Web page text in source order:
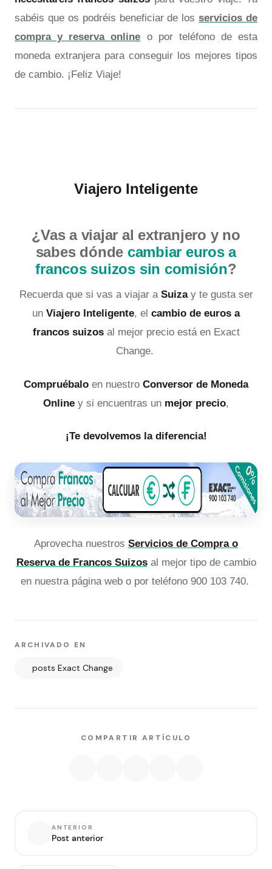
sabéis que os podréis beneficiar de losservicios de
compra y reserva online o por teléfono de esta
moneda extranjera para conseguir los mejores tipos
de cambio. ¡Feliz Viaje!
Viajero Inteligente
¿Vas a viajar al extranjero y no
sabes dónde cambiar euros a
francos suizos sin comisión?
Recuerda que si vas a viajar a Suiza y te gusta ser
un Viajero Inteligente, el cambio de euros a
francos suizosal mejor precio está en Exact
Change.
Compruébalo en nuestro Conversor de Moneda
Online y si encuentras un mejor precio,
¡Te devolvemos la diferencia!
Aprovecha nuestros Servicios de Compra o
Reserva de Francos Suizosal mejor tipo de cambio
en nuestra página web o por teléfono 900 103 740.
ARCHIVADO EN
posts Exact Change
COMPARTIR ARTÍCULO
ANTERIOR
Post anterior